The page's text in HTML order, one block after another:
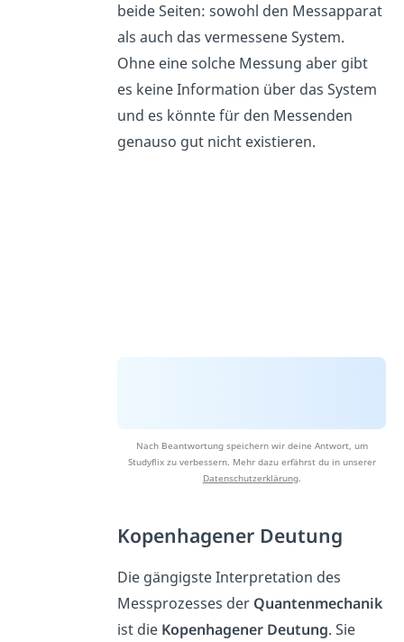
beide Seiten: sowohl den Messapparat
als auch das vermessene System.
Ohne eine solche Messung aber gibt
es keine Information über das System
und es könnte für den Messenden
genauso gut nicht existieren.
Nach Beantwortung speichern wir deine Antwort, um
Studyflix zu verbessern. Mehr dazu erfährst du in unserer
Datenschutzerklärung.
Kopenhagener Deutung
Die gängigste Interpretation des
Messprozesses der Quantenmechanik
ist die Kopenhagener Deutung. Sie